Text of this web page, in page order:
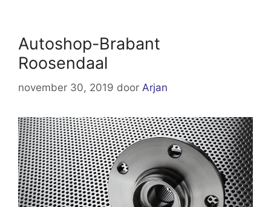
Autoshop-Brabant
Roosendaal
november 30, 2019 door Arjan